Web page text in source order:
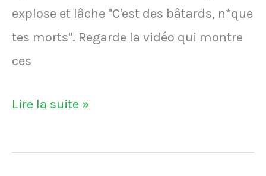
explose et lâche "C'est des bâtards, n*que
tes morts". Regarde la vidéo qui montre
ces
VIDÉO
André-
Lire la suite »